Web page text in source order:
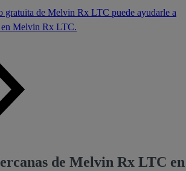
gratuita de Melvin Rx LTC puede ayudarle a
en Melvin Rx LTC.
de Melvin Rx LTC en